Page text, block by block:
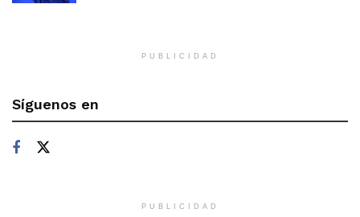
PUBLICIDAD
Síguenos en
PUBLICIDAD